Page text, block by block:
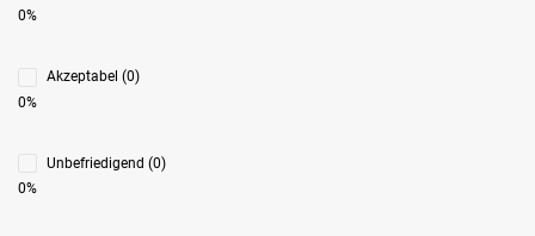
0%
Akzeptabel (0)
0%
Unbefriedigend (0)
0%